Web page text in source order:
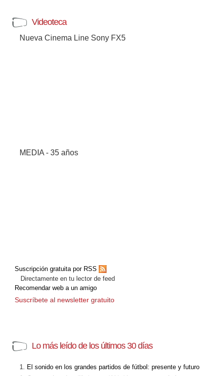
Videoteca
Nueva Cinema Line Sony FX5
MEDIA - 35 años
Suscripción gratuita por RSS
Directamente en tu lector de feed
Recomendar web a un amigo
Suscríbete al newsletter gratuito
Lo más leído de los últimos 30 días
El sonido en los grandes partidos de fútbol: presente y futuro